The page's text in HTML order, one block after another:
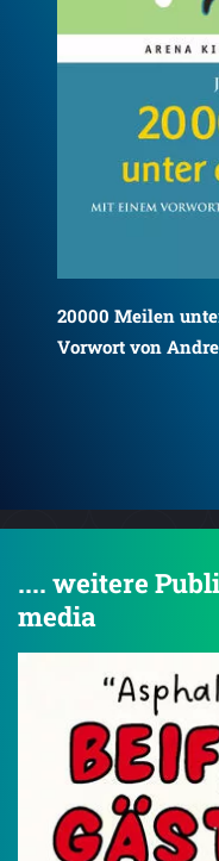
Die
.... weitere
media